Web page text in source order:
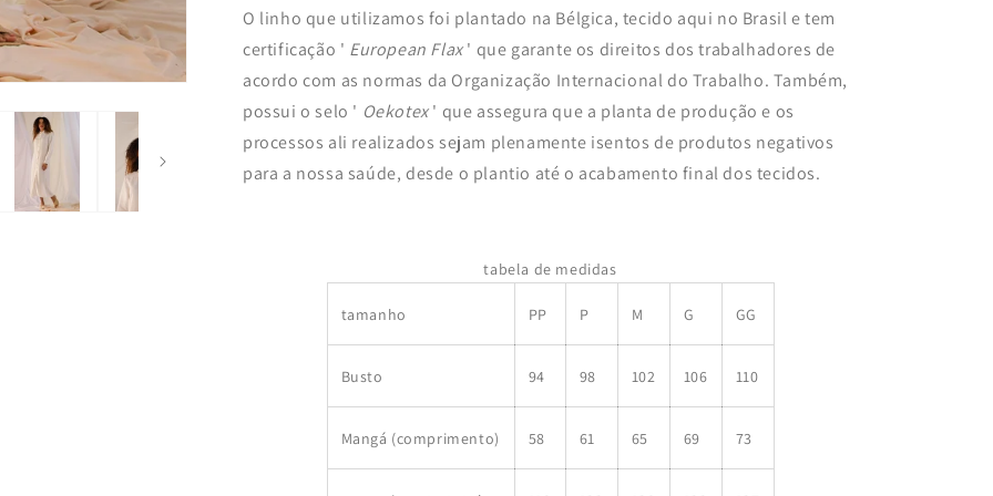
O linho que utilizamos foi plantado na Bélgica, tecido aqui no Brasil e tem
certificação ' European Flax' que garante os direitos dos trabalhadores de
acordo com as normas da Organização Internacional do Trabalho. Também,
possui o selo ' Oekotex' que assegura que a planta de produção e os
processos ali realizados sejam plenamente isentos de produtos negativos
para a nossa saúde, desde o plantio até o acabamento final dos tecidos.
tabela de medidas
tamanho PP P M G GG
Busto 94 98 102 106 110
Mangá (comprimento) 58 61 65 69 73